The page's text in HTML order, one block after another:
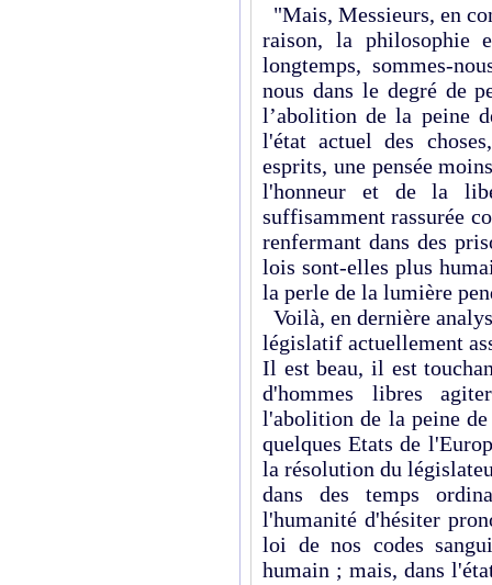
"Mais, Messieurs, en
raison, la philosophie
longtemps, sommes-
nous dans le degré de
l’abolition de la peine
l'état actuel des
esprits, une pensée
l'honneur et de la
suffisamment rassurée
renfermant dans des
lois sont-elles plus
la perle de la lumière
Voilà, en dernière
législatif actuellement
Il est beau, il est
d'hommes libres
l'abolition de la peine
quelques Etats de
la résolution du
dans des temps
l'humanité d'hésiter
loi de nos codes
humain ; mais, dans